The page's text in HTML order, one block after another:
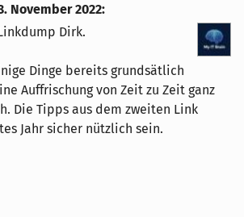
November 2022:
Dirk.
Dinge bereits grundsätlich
Auffrischung von Zeit zu Zeit ganz
Die Tipps aus dem zweiten Link
Jahr sicher nützlich sein.